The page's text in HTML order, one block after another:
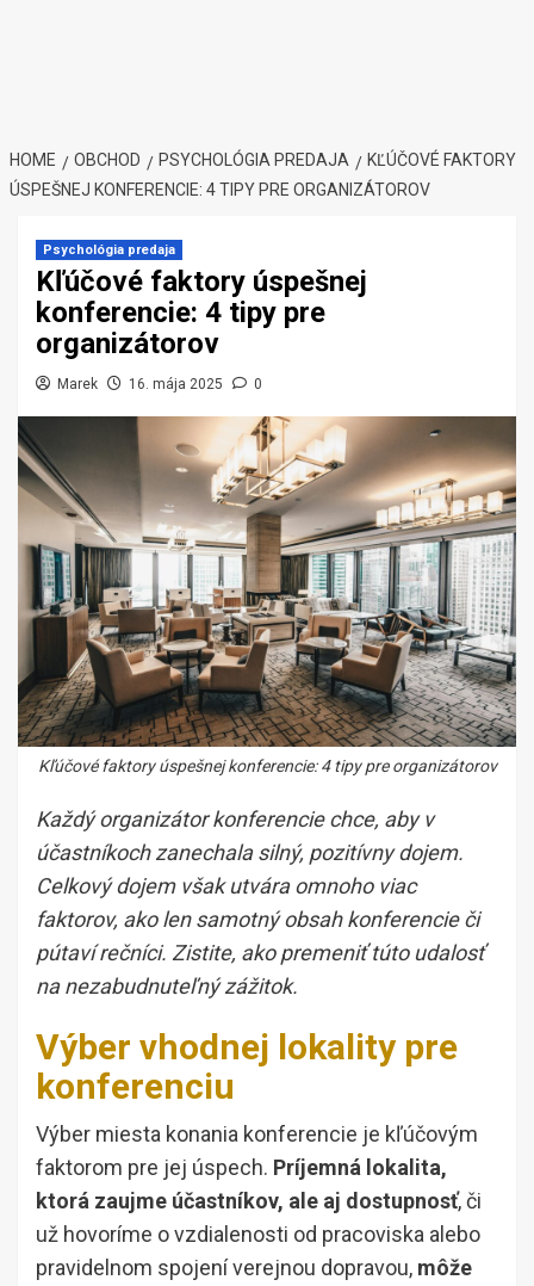
HOME OBCHOD PSYCHOLÓGIA PREDAJA
KĽÚČOVÉ FAKTORY
ÚSPEŠNEJ KONFERENCIE: 4 TIPY PRE ORGANIZÁTOROV
Psychológia predaja
Kľúčové faktory úspešnej
konferencie: 4 tipy pre
organizátorov
Marek 16. mája 2025 0
Kľúčové faktory úspešnej konferencie: 4 tipy pre organizátorov
Každý organizátor konferencie chce, aby v
účastníkoch zanechala silný, pozitívny dojem.
Celkový dojem však utvára omnoho viac
faktorov, ako len samotný obsah konferencie či
pútaví rečníci. Zistite, ako premeniť túto udalosť
na nezabudnuteľný zážitok.
Výber vhodnej lokality pre
konferenciu
Výber miesta konania konferencie je kľúčovým
faktorom pre jej úspech. Príjemná lokalita,
ktorá zaujme účastníkov, ale aj dostupnosť, či
už hovoríme o vzdialenosti od pracoviska alebo
pravidelnom spojení verejnou dopravou, môže